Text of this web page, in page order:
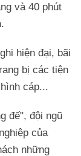
và 40 phút
hiện đại, bãi
bị các tiện
cáp...
đế", đội ngũ
của
những